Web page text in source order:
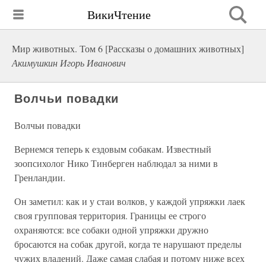
ВикиЧтение
Мир животных. Том 6 [Рассказы о домашних животных]
Акимушкин Игорь Иванович
Волчьи повадки
Волчьи повадки
Вернемся теперь к ездовым собакам. Известный
зоопсихолог Нико Тинберген наблюдал за ними в
Гренландии.
Он заметил: как и у стаи волков, у каждой упряжки лаек
своя групповая территория. Границы ее строго
охраняются: все собаки одной упряжки дружно
бросаются на собак другой, когда те нарушают пределы
чужих владений. Даже самая слабая и потому ниже всех